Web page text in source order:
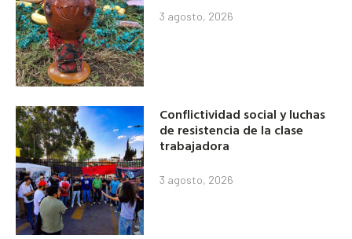
3 agosto, 2026
Conflictividad social y luchas
de resistencia de la clase
trabajadora
3 agosto, 2026